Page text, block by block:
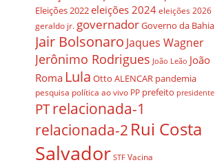
Eleições 2022eleições 2024 eleições 2026
geraldo jr. governadorGoverno da Bahia
Jair Bolsonaro Jaques Wagner
Jerônimo Rodrigues João Leão João
Roma Lula Otto ALENCAR pandemia
pesquisa política ao vivo PP prefeito presidente
PTrelacionada-1
relacionada-2 Rui Costa
Salvador STF Vacina